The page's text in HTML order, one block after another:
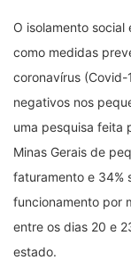
O isolamento
como medidas
coronavírus
negativos nos
uma pesquisa feita
Minas Gerais de
faturamento e 34%
funcionamento por
entre os dias 20 e
estado.